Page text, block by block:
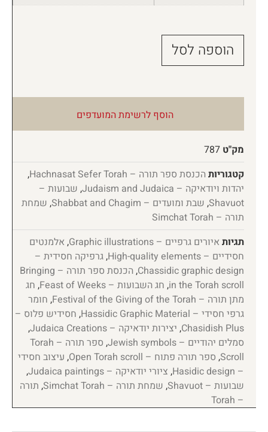
הוספה לסל
הוסף לרשימת המועדפים
מק"ט 787
קטגוריותהכנסת ספר תורה – Hachnasat Sefer Torah
,
יהדות ויודאיקה – Judaism and Judaica
, שבועות –
Shavuot
, שבת ומועדים – Shabbat and Chagim , שמחת
תורה – Simchat Torah
תגיות איורים גרפיים – Graphic illustrations , אלמנטים
חסידיים – High-quality elements
,גרפיקה חסידית –
Chassidic graphic design
,
הכנסת ספר תורה – Bringing
in the Torah scroll
, חג השבועות – Feast of Weeks , חג
מתן תורה – Festival of the Giving of the Torah
, חומר
גרפי חסידי – Hassidic Graphic Material
, חסידיש פלוס –
Chasidish Plus
, יצירות יודאיקה – Judaica Creations
,
סמלים יהודיים – Jewish symbols
,
ספר תורה – Torah
Scroll
, ספר תורה פתוח – Open Torah scroll , עיצוב חסידי
– Hasidic design
, ציורי יודאיקה – Judaica paintings
,
שבועות – Shavuot
, שמחת תורה – Simchat Torah , תורה
– Torah